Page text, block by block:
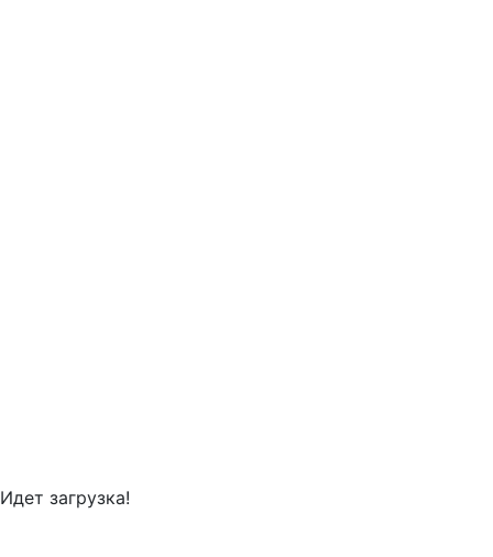
Идет загрузка!